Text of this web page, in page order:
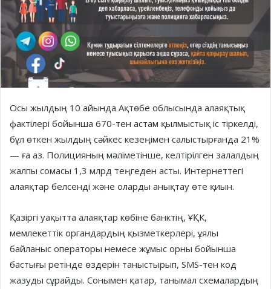
Осы жылдың 10 айында Ақтөбе облысында алаяқтық
фактілері бойынша 670-тен астам қылмыстық іс тіркелді,
бұл өткен жылдың сәйкес кезеңімен салыстырғанда 21%
— ға аз. Полицияның мәліметінше, келтірілген залалдың
жалпы сомасы 1,3 млрд теңгеден асты. Интернеттегі
алаяқтар белсенді және оларды анықтау өте қиын.
Қазіргі уақытта алаяқтар көбіне банктің, ҰҚК,
мемлекеттік органдардың қызметкерлері, ұялы
байланыс операторы немесе жұмыс орны бойынша
бастығы ретінде өздерін таныстырып, SMS-тен код
жазуды сұрайды. Сонымен қатар, танымал схемалардың